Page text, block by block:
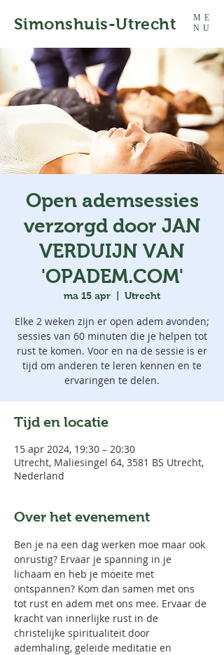
ME
NU
Simonshuis-Utrecht
Open ademsessies
verzorgd door JAN
VERDUIJN VAN
'OPADEM.COM'
ma 15 apr Utrecht
Elke 2 weken zijn er open adem avonden;
sessies van 60 minuten die je helpen tot
rust te komen. Voor en na de sessie is er
tijd om anderen te leren kennen en te
ervaringen te delen.
Tijd en locatie
15 apr 2024, 19:30 – 20:30
Utrecht, Maliesingel 64, 3581 BS Utrecht,
Nederland
Over het evenement
Ben je na een dag werken moe maar ook
onrustig? Ervaar je spanning in je
lichaam en heb je moeite met
ontspannen? Kom dan samen met ons
tot rust en adem met ons mee. Ervaar de
kracht van innerlijke rust in de
christelijke spiritualiteit door
ademhaling, geleide meditatie en